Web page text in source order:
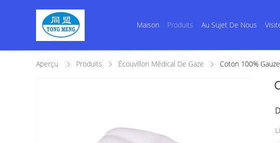
Maison Produits Au Sujet De Nous
Aperçu Produits Écouvillon Médical De Gaze Coton 100%